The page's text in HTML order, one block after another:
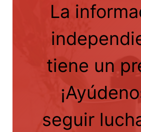
La
tiene un
seguir